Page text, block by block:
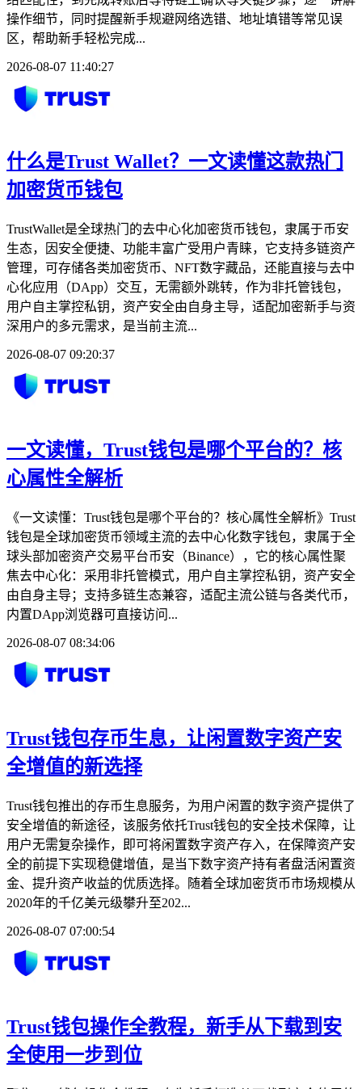
操作细节，同时提醒新手规避网络选错、地址填错等常见误
区，帮助新手轻松完成...
2026-08-07 11:40:27
什么是Trust Wallet？一文读懂这款热门
加密货币钱包
TrustWallet是全球热门的去中心化加密货币钱包，隶属于币安
生态，因安全便捷、功能丰富广受用户青睐，它支持多链资产
管理，可存储各类加密货币、NFT数字藏品，还能直接与去中
心化应用（DApp）交互，无需额外跳转，作为非托管钱包，
用户自主掌控私钥，资产安全由自身主导，适配加密新手与资
深用户的多元需求，是当前主流...
2026-08-07 09:20:37
一文读懂，Trust钱包是哪个平台的？核
心属性全解析
《一文读懂：Trust钱包是哪个平台的？核心属性全解析》Trust
钱包是全球加密货币领域主流的去中心化数字钱包，隶属于全
球头部加密资产交易平台币安（Binance），它的核心属性聚
焦去中心化：采用非托管模式，用户自主掌控私钥，资产安全
由自身主导；支持多链生态兼容，适配主流公链与各类代币，
内置DApp浏览器可直接访问...
2026-08-07 08:34:06
Trust钱包存币生息，让闲置数字资产安
全增值的新选择
Trust钱包推出的存币生息服务，为用户闲置的数字资产提供了
安全增值的新途径，该服务依托Trust钱包的安全技术保障，让
用户无需复杂操作，即可将闲置数字资产存入，在保障资产安
全的前提下实现稳健增值，是当下数字资产持有者盘活闲置资
金、提升资产收益的优质选择。随着全球加密货币市场规模从
2020年的千亿美元级攀升至202...
2026-08-07 07:00:54
Trust钱包操作全教程，新手从下载到安
全使用一步到位